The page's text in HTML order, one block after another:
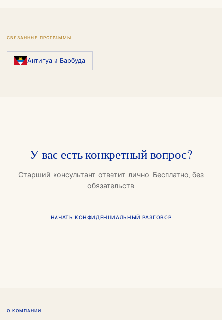
СВЯЗАННЫЕ ПРОГРАММЫ
Антигуа и Барбуда
У вас есть конкретный вопрос?
Старший консультант ответит лично. Бесплатно, без
обязательств.
НАЧАТЬ КОНФИДЕНЦИАЛЬНЫЙ РАЗГОВОР
О КОМПАНИИ